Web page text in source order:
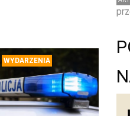
WYDARZENIA